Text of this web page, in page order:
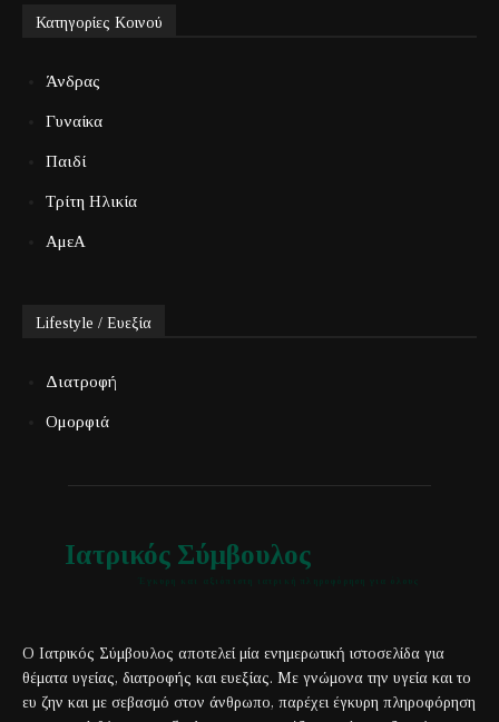
Κατηγορίες Κοινού
Άνδρας
Γυναίκα
Παιδί
Τρίτη Ηλικία
ΑμεΑ
Lifestyle / Ευεξία
Διατροφή
Ομορφιά
Ιατρικός Σύμβουλος
Ο Ιατρικός Σύμβουλος αποτελεί μία ενημερωτική ιστοσελίδα για
θέματα υγείας, διατροφής και ευεξίας. Με γνώμονα την υγεία και το
ευ ζην και με σεβασμό στον άνθρωπο, παρέχει έγκυρη πληροφόρηση